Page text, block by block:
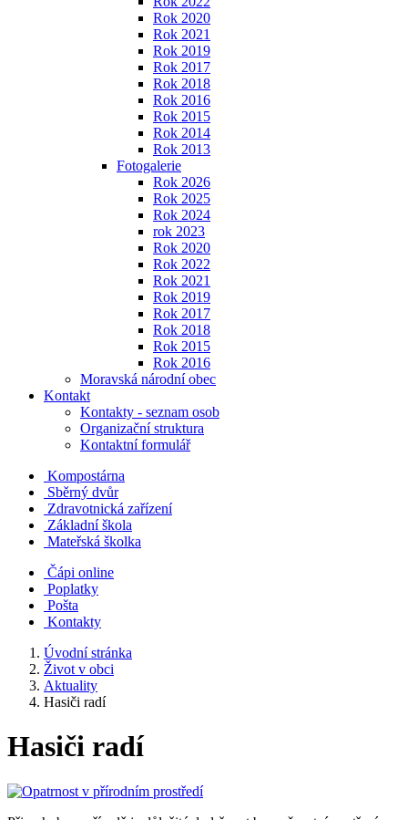
Rok 2020
Rok 2021
Rok 2019
Rok 2017
Rok 2018
Rok 2016
Rok 2015
Rok 2014
Rok 2013
Fotogalerie
Rok 2026
Rok 2025
Rok 2024
rok 2023
Rok 2020
Rok 2022
Rok 2021
Rok 2019
Rok 2017
Rok 2018
Rok 2015
Rok 2016
Moravská národní obec
Kontakt
Kontakty - seznam osob
Organizační struktura
Kontaktní formulář
Kompostárna
Sběrný dvůr
Zdravotnická zařízení
Základní škola
Mateřská školka
Čápi online
Poplatky
Pošta
Kontakty
Úvodní stránka
Život v obci
Aktuality
Hasiči radí
Hasiči radí